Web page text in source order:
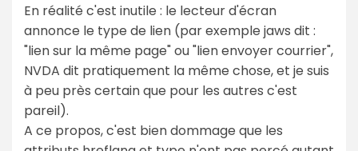
En réalité c'est inutile : le lecteur d'écran
annonce le type de lien (par exemple jaws dit :
"lien sur la même page" ou "lien envoyer courrier",
NVDA dit pratiquement la même chose, et je suis
à peu près certain que pour les autres c'est
pareil).
A ce propos, c'est bien dommage que les